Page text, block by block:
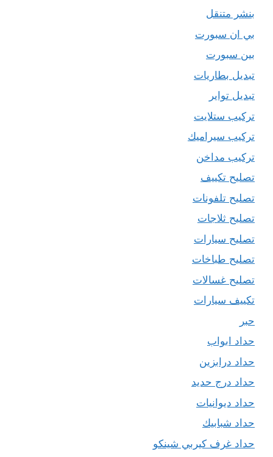
بنشر متنقل
بي ان سبورت
بين سبورت
تبديل بطاريات
تبديل تواير
تركيب ستلايت
تركيب سيراميك
تركيب مداخن
تصليح تكييف
تصليح تلفونات
تصليح ثلاجات
تصليح سيارات
تصليح طباخات
تصليح غسالات
تكييف سيارات
حبر
حداد ابواب
حداد درابزين
حداد درج حديد
حداد ديوانيات
حداد شبابيك
حداد غرف كيربي شينكو